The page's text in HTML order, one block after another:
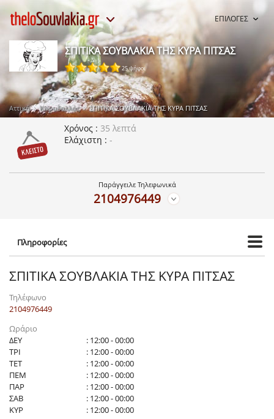
ΕΠΙΛΟΓΕΣ
ΣΠΙΤΙΚΑ ΣΟΥΒΛΑΚΙΑ ΤΗΣ ΚΥΡΑ ΠΙΤΣΑΣ
25 ψήφοι
Αττική Κορυδαλλός ΣΠΙΤΙΚΑ ΣΟΥΒΛΑΚΙΑ ΤΗΣ ΚΥΡΑ ΠΙΤΣΑΣ
Χρόνος
35 λεπτά
Ελάχιστη
-
Παράγγειλε Τηλεφωνικά
2104976449
Πληροφορίες
ΣΠΙΤΙΚΑ ΣΟΥΒΛΑΚΙΑ ΤΗΣ ΚΥΡΑ ΠΙΤΣΑΣ
Τηλέφωνο
2104976449
Ωράριο
ΔΕΥ
: 12:00 - 00:00
ΤΡΙ
: 12:00 - 00:00
ΤΕΤ
: 12:00 - 00:00
ΠΕΜ
: 12:00 - 00:00
ΠΑΡ
: 12:00 - 00:00
ΣΑΒ
: 12:00 - 00:00
ΚΥΡ
: 12:00 - 00:00